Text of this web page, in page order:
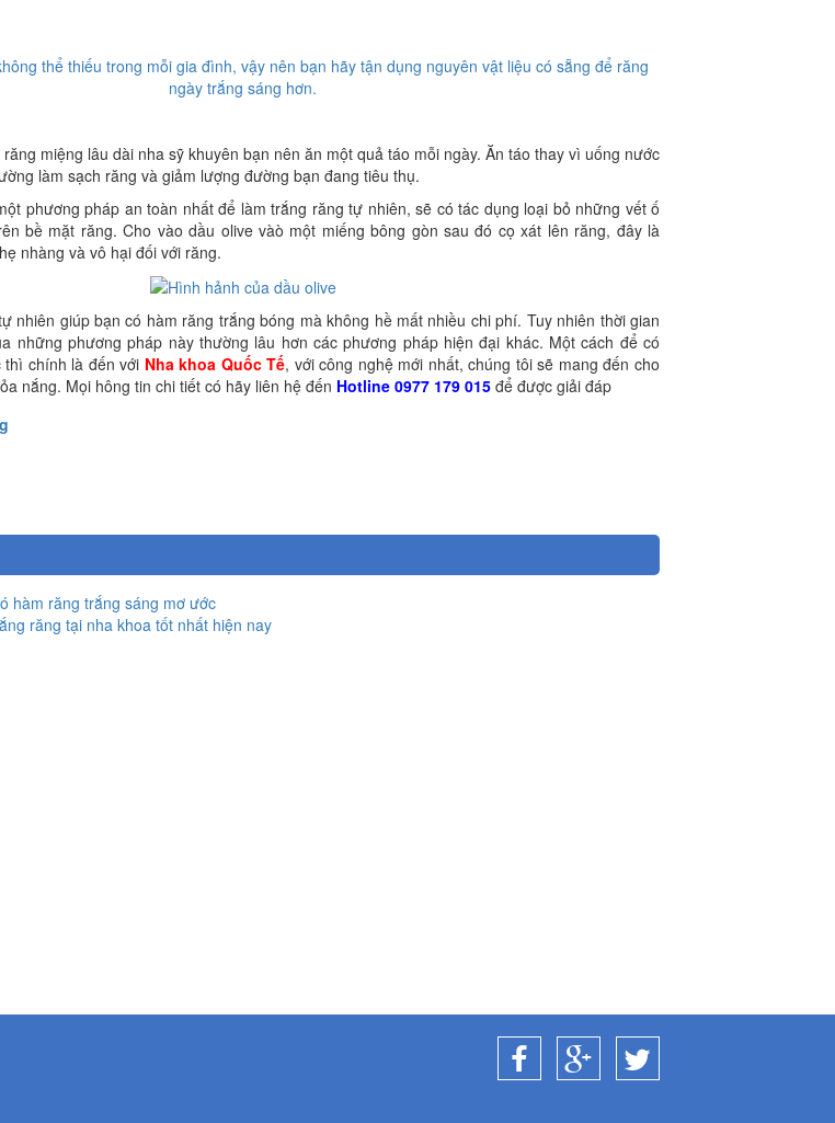
miệng lâu dài nha sỹ khuyên bạn nên ăn một quả táo mỗi ngày. Ăn táo thay vì uống nước
làm sạch răng và giảm lượng đường bạn đang tiêu thụ.
phương pháp an toàn nhất để làm trắng răng tự nhiên, sẽ có tác dụng loại bỏ những vết ố
bề mặt răng. Cho vào dầu olive vàò một miếng bông gòn sau đó cọ xát lên răng, đây là
nhàng và vô hại đối với răng.
nhiên giúp bạn có hàm răng trắng bóng mà không hề mất nhiều chi phí. Tuy nhiên thời gian
những phương pháp này thường lâu hơn các phương pháp hiện đại khác. Một cách để có
chính là đến với Nha khoa Quốc Tế, với công nghệ mới nhất, chúng tôi sẽ mang đến cho
nắng. Mọi hông tin chi tiết có hãy liên hệ đến Hotline 0977 179 015 để được giải đáp
hàm răng trắng sáng mơ ước
răng tại nha khoa tốt nhất hiện nay